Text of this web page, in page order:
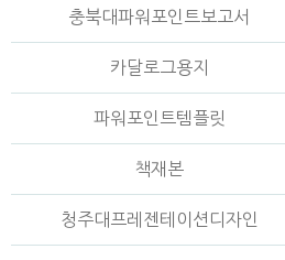
충북대파워포인트보고서
카달로그용지
파워포인트템플릿
책재본
청주대프레젠테이션디자인